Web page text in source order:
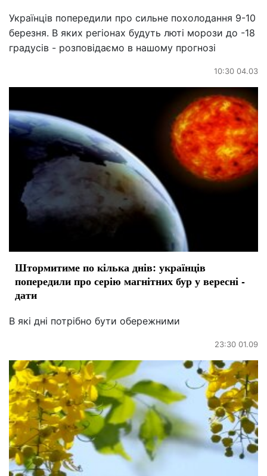
Українців попередили про сильне похолодання 9-10
березня. В яких регіонах будуть люті морози до -18
градусів - розповідаємо в нашому прогнозі
10:30 04.03
Штормитиме по кілька днів: українців
попередили про серію магнітних бур у вересні -
дати
В які дні потрібно бути обережними
23:30 01.09